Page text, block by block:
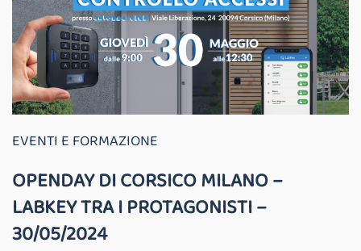
EVENTI E FORMAZIONE
OPENDAY DI CORSICO MILANO –
LABKEY TRA I PROTAGONISTI –
30/05/2024